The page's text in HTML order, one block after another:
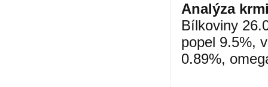
Analýza
Bílkoviny
popel 9.5%,
0.89%,